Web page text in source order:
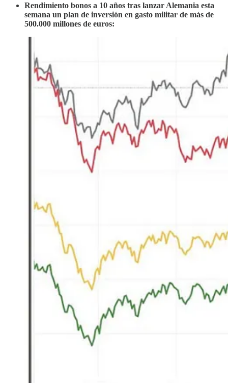
Rendimiento bonos a 10 años tras lanzar Alemania esta
semana un plan de inversión en gasto militar de más de
500.000 millones de euros: